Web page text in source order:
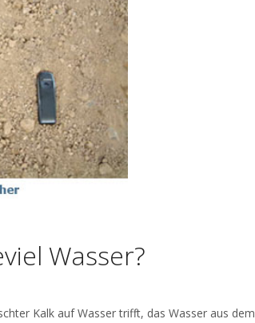
Wasser?
Kalk auf Wasser trifft, das Wasser aus dem